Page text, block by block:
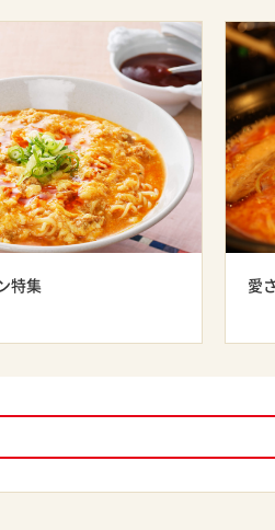
特集 愛